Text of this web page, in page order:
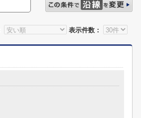
表示件数：